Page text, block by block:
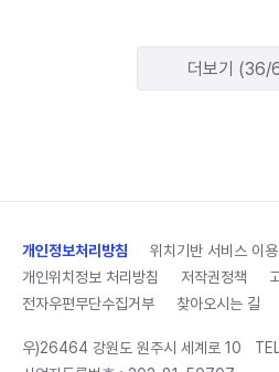
더보기 (36/
개인정보처리방침
위치기반 서비스 이
개인위치정보 처리방침
저작권정책
전자우편무단수집거부
찾아오시는 길
우)26464 강원도 원주시 세계로 10